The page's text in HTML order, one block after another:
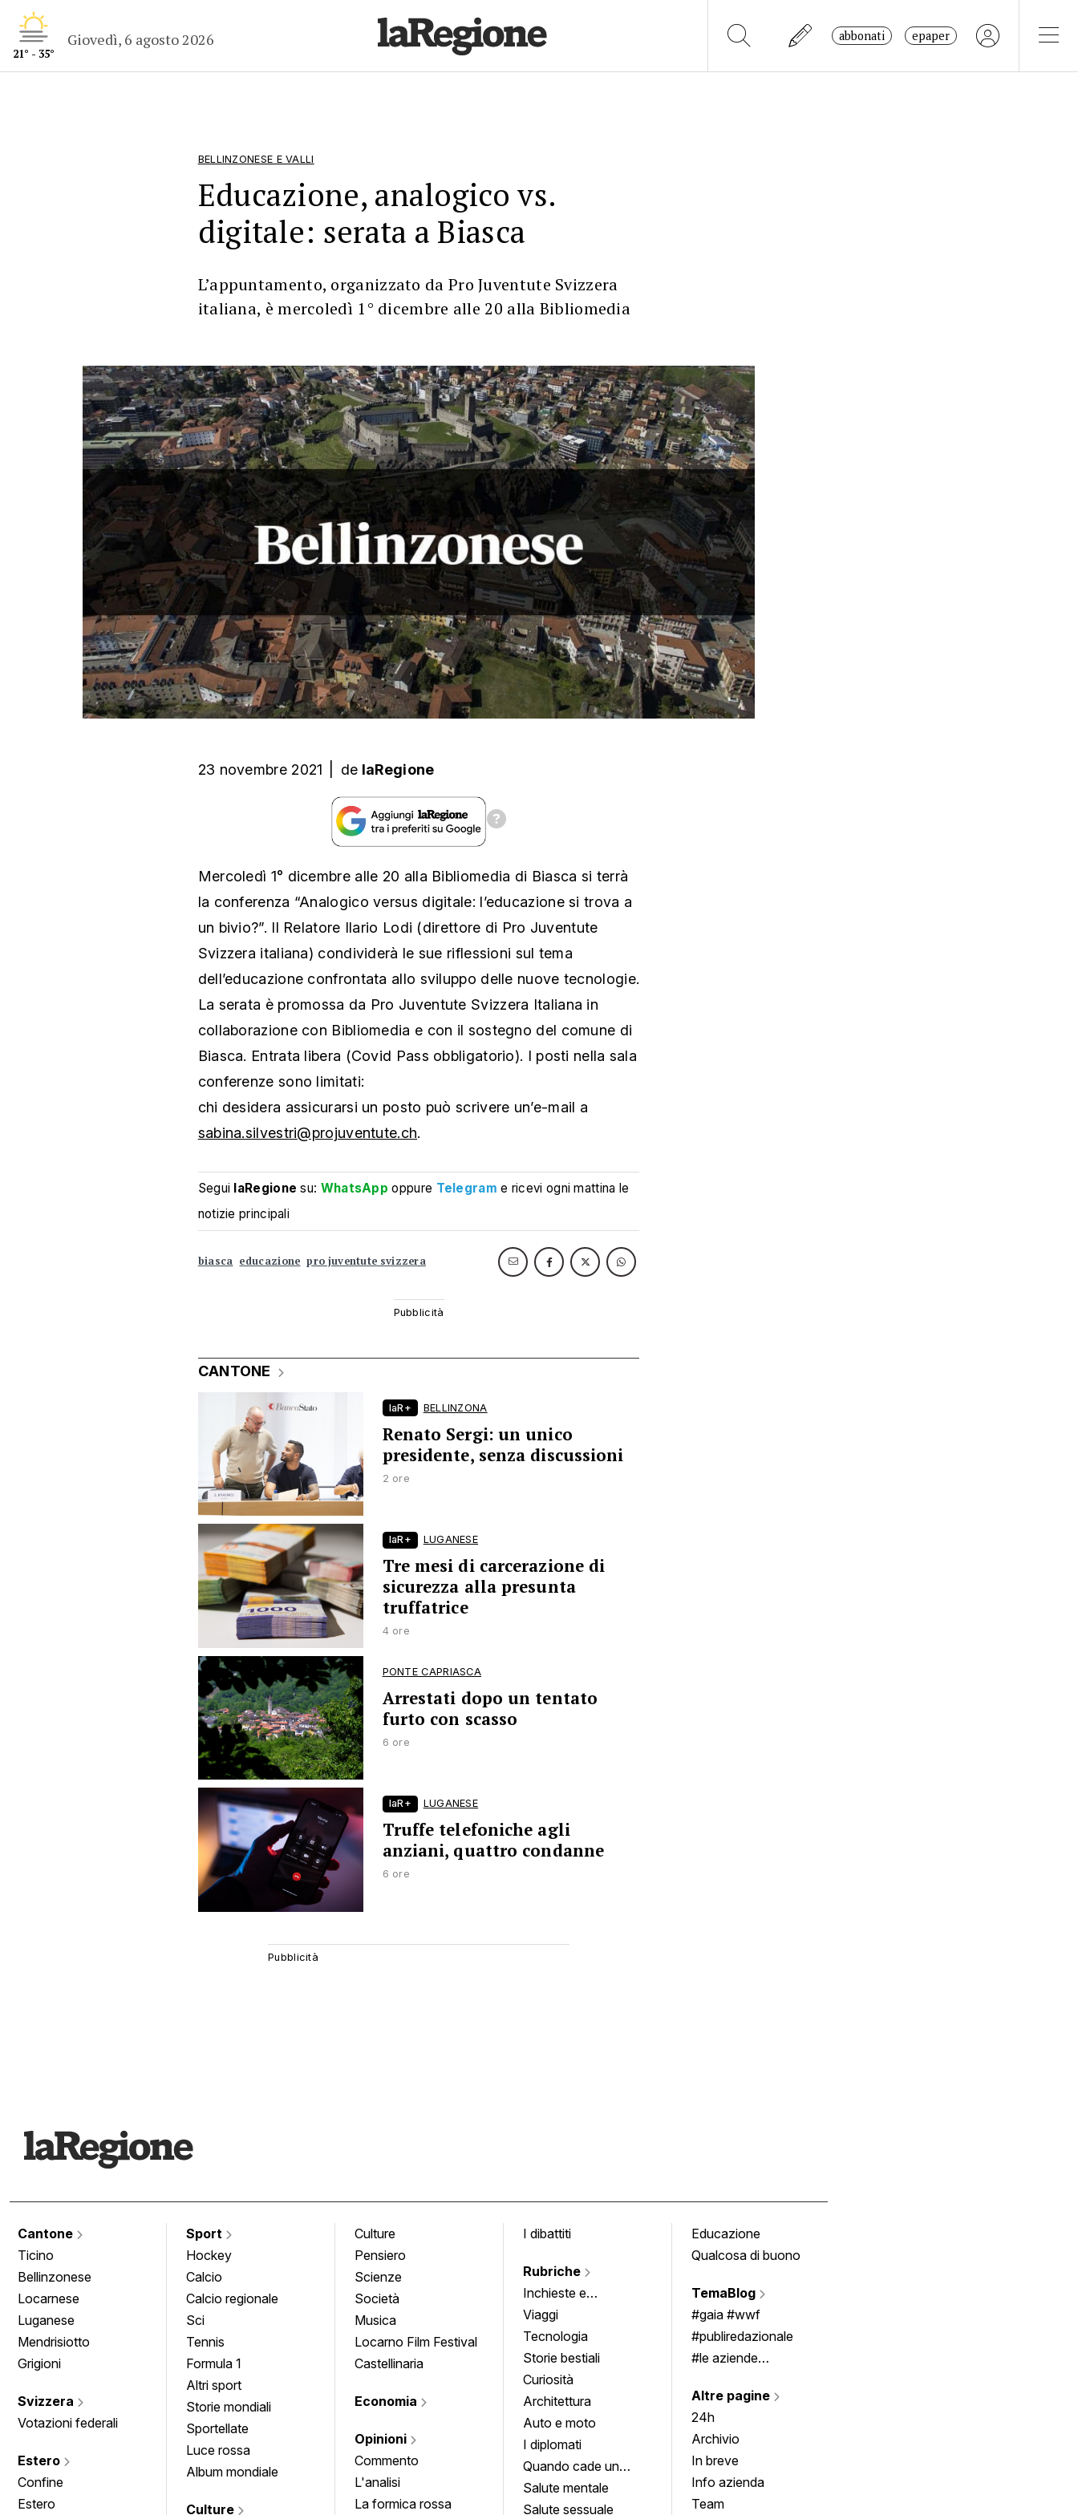
21° - 35°
Giovedì, 6 agosto 2026 abbonati epaper
BELLINZONESE E VALLI
Educazione, analogico vs.
digitale: serata a Biasca
L’appuntamento, organizzato da Pro Juventute Svizzera
italiana, è mercoledì 1° dicembre alle 20 alla Bibliomedia
23 novembre 2021 de laRegione
Mercoledì 1° dicembre alle 20 alla Bibliomedia di Biasca si terrà
la conferenza “Analogico versus digitale: l’educazione si trova a
un bivio?”. Il Relatore Ilario Lodi (direttore di Pro Juventute
Svizzera italiana) condividerà le sue riflessioni sul tema
dell’educazione confrontata allo sviluppo delle nuove tecnologie.
La serata è promossa da Pro Juventute Svizzera Italiana in
collaborazione con Bibliomedia e con il sostegno del comune di
Biasca. Entrata libera (Covid Pass obbligatorio). I posti nella sala
conferenze sono limitati:
chi desidera assicurarsi un posto può scrivere un’e-mail a
sabina.silvestri@projuventute.ch.
Segui laRegione su: WhatsApp oppure Telegram e ricevi ogni mattina le
notizie principali
biasca educazione pro juventute svizzera
CANTONE
laR+ BELLINZONA
Renato Sergi: un unico
presidente, senza discussioni
2 ore
laR+ LUGANESE
Tre mesi di carcerazione di
sicurezza alla presunta
truffatrice
4 ore
PONTE CAPRIASCA
Arrestati dopo un tentato
furto con scasso
6 ore
laR+ LUGANESE
Truffe telefoniche agli
anziani, quattro condanne
6 ore
Cantone
Ticino
Bellinzonese
Locarnese
Luganese
Mendrisiotto
Grigioni
Svizzera
Votazioni federali
Estero
Confine
Estero
Sport
Hockey
Calcio
Calcio regionale
Sci
Tennis
Formula 1
Altri sport
Storie mondiali
Sportellate
Luce rossa
Album mondiale
Culture
Culture
Pensiero
Scienze
Società
Musica
Locarno Film Festival
Castellinaria
Economia
Opinioni
Commento
L'analisi
La formica rossa
I dibattiti
Rubriche
Inchieste e
approfondimenti
Viaggi
Tecnologia
Storie bestiali
Curiosità
Architettura
Auto e moto
I diplomati
Quando cade un
quadro
Salute mentale
Salute sessuale
Educazione
Qualcosa di buono
TemaBlog
#gaia #wwf
#publiredazionale
#le aziende
Altre pagine
24h
Archivio
In breve
Info azienda
Team